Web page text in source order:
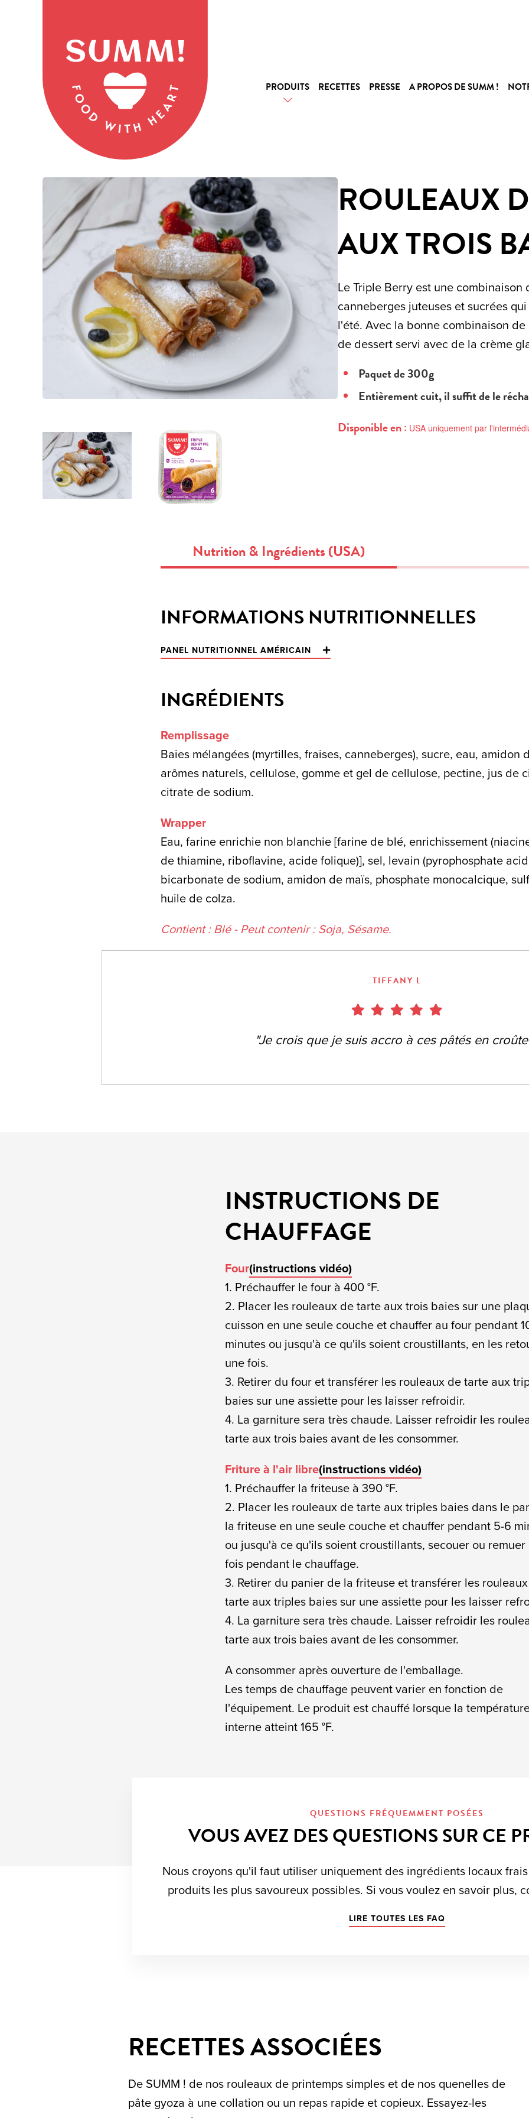
PRODUITS RECETTES PRESSE A PROPOS DE SUMM !
ROULEAUX
AUX TROIS
Le Triple Berry est une
canneberges juteuses et sucrées
l'été. Avec la bonne combinaison
de dessert servi avec de la crème
Paquet de 300g
Entièrement cuit, il suffit de le
Disponible en : USA uniquement par
Nutrition & Ingrédients (USA)
INFORMATIONS NUTRITIONNELLES
PANEL NUTRITIONNEL AMÉRICAIN
INGRÉDIENTS
Remplissage
Baies mélangées (myrtilles, fraises, canneberges), sucre, eau, amidon
arômes naturels, cellulose, gomme et gel de cellulose, pectine, jus de
citrate de sodium.
Wrapper
Eau, farine enrichie non blanchie [farine de blé, enrichissement
de thiamine, riboflavine, acide folique)], sel, levain (pyrophosphate
bicarbonate de sodium, amidon de maïs, phosphate monocalcique,
huile de colza.
Contient : Blé - Peut contenir : Soja, Sésame.
TIFFANY L
"Je crois que je suis accro à ces pâtés en
INSTRUCTIONS DE
CHAUFFAGE
Four(instructions vidéo)
1. Préchauffer le four à 400 °F.
2. Placer les rouleaux de tarte aux trois baies sur une
cuisson en une seule couche et chauffer au four pendant
minutes ou jusqu'à ce qu'ils soient croustillants, en les
une fois.
3. Retirer du four et transférer les rouleaux de tarte aux
baies sur une assiette pour les laisser refroidir.
4. La garniture sera très chaude. Laisser refroidir les
tarte aux trois baies avant de les consommer.
Friture à l'air libre(instructions vidéo)
1. Préchauffer la friteuse à 390 °F.
2. Placer les rouleaux de tarte aux triples baies dans le
la friteuse en une seule couche et chauffer pendant 5-6
ou jusqu'à ce qu'ils soient croustillants, secouer ou remuer
fois pendant le chauffage.
3. Retirer du panier de la friteuse et transférer les
tarte aux triples baies sur une assiette pour les laisser
4. La garniture sera très chaude. Laisser refroidir les
tarte aux trois baies avant de les consommer.
A consommer après ouverture de l'emballage.
Les temps de chauffage peuvent varier en fonction de
l'équipement. Le produit est chauffé lorsque la
interne atteint 165 °F.
QUESTIONS FRÉQUEMMENT POSÉES
VOUS AVEZ DES QUESTIONS SUR CE
Nous croyons qu'il faut utiliser uniquement des ingrédients locaux
produits les plus savoureux possibles. Si vous voulez en savoir plus,
LIRE TOUTES LES FAQ
RECETTES ASSOCIÉES
De SUMM ! de nos rouleaux de printemps simples et de nos quenelles de
pâte gyoza à une collation ou un repas rapide et copieux. Essayez-les